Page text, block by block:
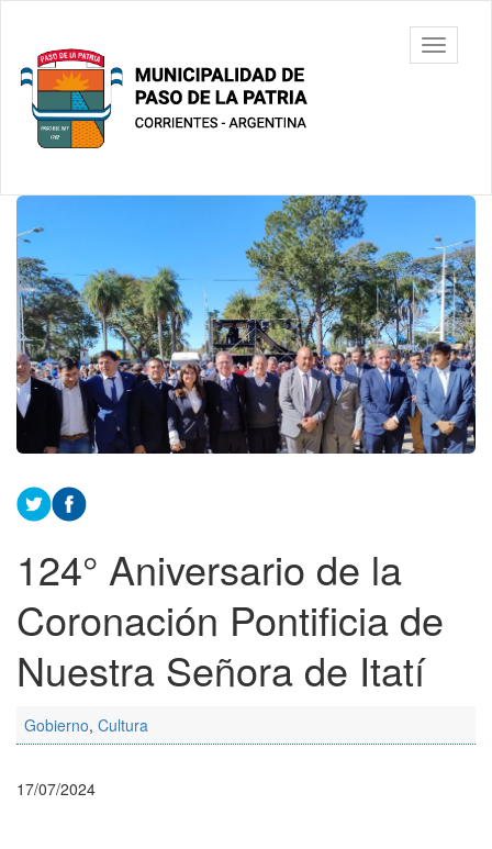
contenido
principal
Municipalidad
de Paso De
La Patria
barra
Contenido
principal
124° Aniversario de la
Coronación Pontificia de
Nuestra Señora de Itatí
Gobierno, Cultura
17/07/2024